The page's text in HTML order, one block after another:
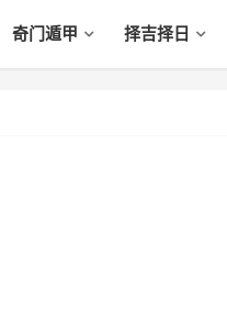
奇门遁甲 择吉择日